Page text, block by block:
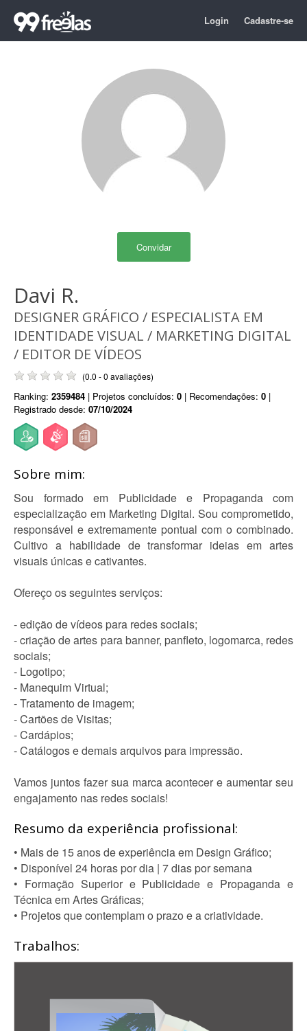
Login Cadastre-se
Convidar
Davi R.
DESIGNER GRÁFICO / ESPECIALISTA EM
IDENTIDADE VISUAL / MARKETING DIGITAL
/ EDITOR DE VÍDEOS
(0.0 - 0 avaliações)
Ranking: 2359484 | Projetos concluídos: 0 | Recomendações: 0 |
Registrado desde: 07/10/2024
Sobre mim:
Sou formado em Publicidade e Propaganda com
especialização em Marketing Digital. Sou comprometido,
responsável e extremamente pontual com o combinado.
Cultivo a habilidade de transformar ideias em artes
visuais únicas e cativantes.
Ofereço os seguintes serviços:
- edição de vídeos para redes sociais;
- criação de artes para banner, panfleto, logomarca, redes
sociais;
- Logotipo;
- Manequim Virtual;
- Tratamento de imagem;
- Cartões de Visitas;
- Cardápios;
- Catálogos e demais arquivos para impressão.
Vamos juntos fazer sua marca acontecer e aumentar seu
engajamento nas redes sociais!
Resumo da experiência profissional:
• Mais de 15 anos de experiência em Design Gráfico;
• Disponível 24 horas por dia | 7 dias por semana
• Formação Superior e Publicidade e Propaganda e
Técnica em Artes Gráficas;
• Projetos que contemplam o prazo e a criatividade.
Trabalhos: